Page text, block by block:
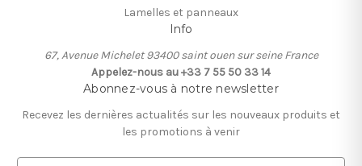
Lamelles et panneaux
Info
67, Avenue Michelet 93400 saint ouen sur seine France
Appelez-nous au +33 7 55 50 33 14
Abonnez-vous à notre newsletter
Recevez les dernières actualités sur les nouveaux produits et
les promotions à venir